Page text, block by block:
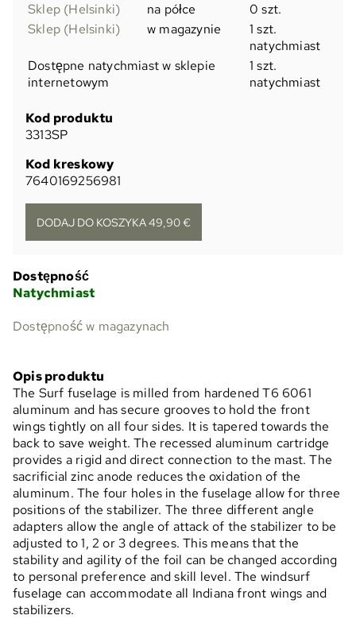
Sklep (Helsinki)
na półce
0 szt.
Sklep (Helsinki)
w magazynie
1 szt.
natychmiast
Dostępne natychmiast w sklepie
internetowym
1 szt.
natychmiast
Kod produktu
3313SP
Kod kreskowy
7640169256981
Dostępność
Natychmiast
Dostępność w magazynach
Opis produktu
The Surf fuselage is milled from hardened T6 6061
aluminum and has secure grooves to hold the front
wings tightly on all four sides. It is tapered towards the
back to save weight. The recessed aluminum cartridge
provides a rigid and direct connection to the mast. The
sacrificial zinc anode reduces the oxidation of the
aluminum. The four holes in the fuselage allow for three
positions of the stabilizer. The three different angle
adapters allow the angle of attack of the stabilizer to be
adjusted to 1, 2 or 3 degrees. This means that the
stability and agility of the foil can be changed according
to personal preference and skill level. The windsurf
fuselage can accommodate all Indiana front wings and
stabilizers.